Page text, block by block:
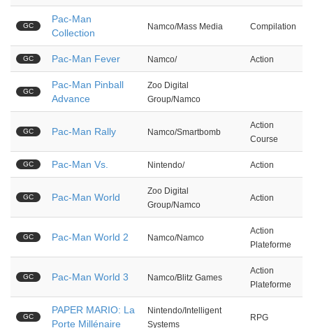
GC
Pac-Man
Collection
Namco/Mass Media Compilation
GC Pac-Man Fever Namco/ Action
GC
Pac-Man Pinball
Advance
Zoo Digital
Group/Namco
GC Pac-Man Rally Namco/Smartbomb
Action
Course
GC Pac-Man Vs. Nintendo/ Action
GC Pac-Man World
Zoo Digital
Group/Namco
Action
GC Pac-Man World 2 Namco/Namco
Action
Plateforme
GC Pac-Man World 3 Namco/Blitz Games
Action
Plateforme
GC
PAPER MARIO: La
Porte Millénaire
Nintendo/Intelligent
Systems
RPG